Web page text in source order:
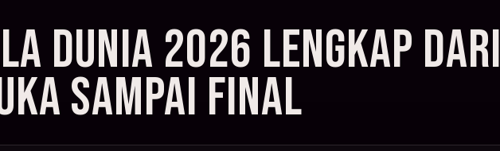
DUNIA 2026 LENGKAP DARI
SAMPAI FINAL